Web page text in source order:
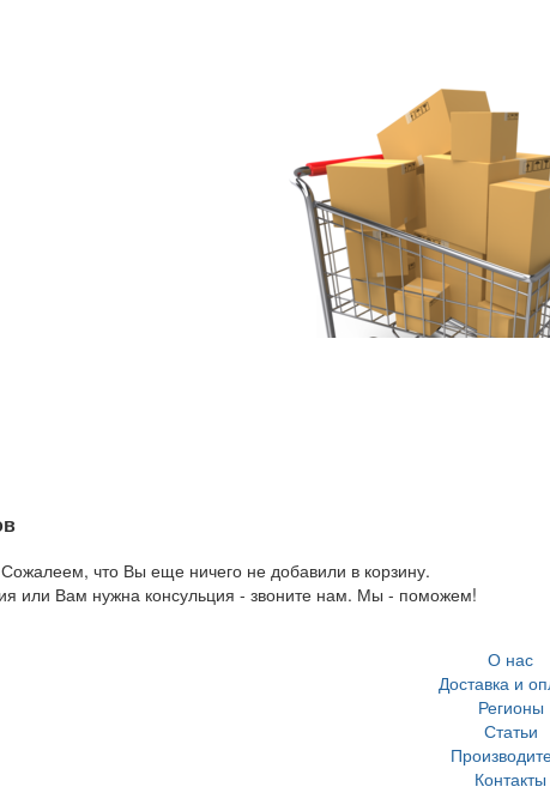
что Вы еще ничего не добавили в корзину.
или Вам нужна консульция - звоните нам. Мы - поможем!
О нас
Доставка и
Регионы
Статьи
Контакты